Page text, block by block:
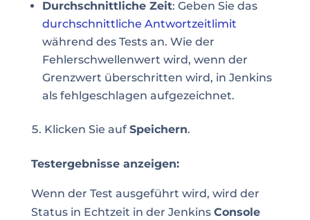
Durchschnittliche Zeit: Geben Sie das
durchschnittliche Antwortzeitlimit
während des Tests an. Wie der
Fehlerschwellenwert wird, wenn der
Grenzwert überschritten wird, in Jenkins
als fehlgeschlagen aufgezeichnet.
Klicken Sie auf Speichern.
Testergebnisse anzeigen:
Wenn der Test ausgeführt wird, wird der
Status in Echtzeit in der Jenkins Console